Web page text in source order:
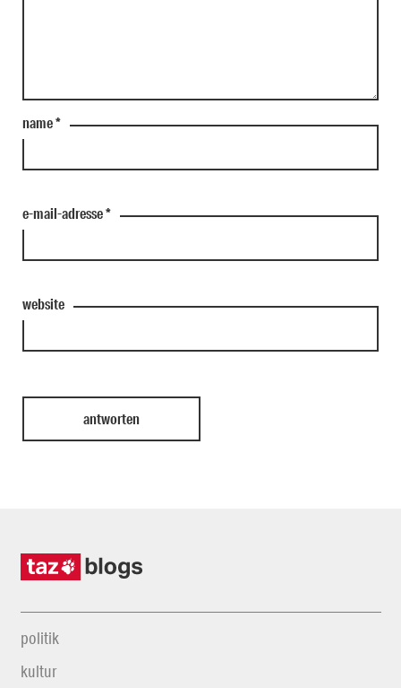
name*
e-mail-adresse*
website
politik
kultur